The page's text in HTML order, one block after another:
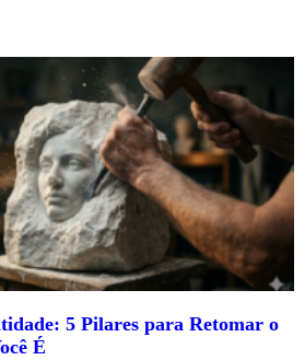
5 Pilares para Retomar o
É